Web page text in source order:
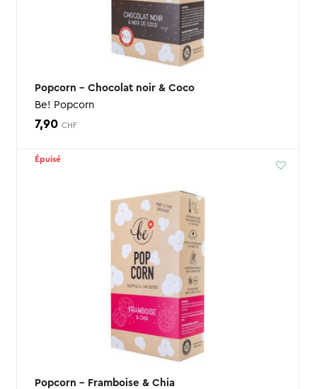
Popcorn – Chocolat noir & Coco
Be! Popcorn
7,90 CHF
Épuisé
Popcorn – Framboise & Chia